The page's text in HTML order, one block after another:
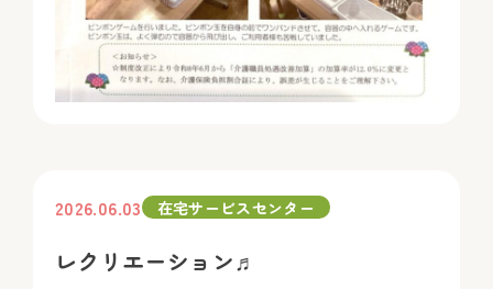
2026.06.03 在宅サービスセンター
レクリエーション♬